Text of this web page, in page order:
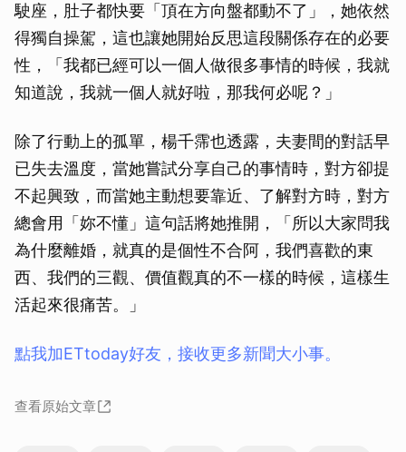
駛座，肚子都快要「頂在方向盤都動不了」，她依然
得獨自操駕，這也讓她開始反思這段關係存在的必要
性，「我都已經可以一個人做很多事情的時候，我就
知道說，我就一個人就好啦，那我何必呢？」
除了行動上的孤單，楊千霈也透露，夫妻間的對話早
已失去溫度，當她嘗試分享自己的事情時，對方卻提
不起興致，而當她主動想要靠近、了解對方時，對方
總會用「妳不懂」這句話將她推開，「所以大家問我
為什麼離婚，就真的是個性不合阿，我們喜歡的東
西、我們的三觀、價值觀真的不一樣的時候，這樣生
活起來很痛苦。」
點我加ETtoday好友，接收更多新聞大小事。
查看原始文章